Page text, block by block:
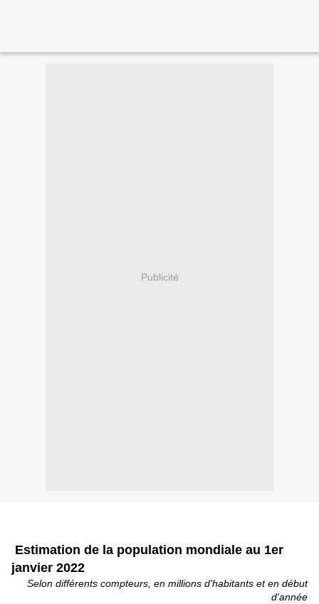
Publicité
Estimation de la population mondiale au 1er
janvier 2022
Selon différents compteurs, en millions d'habitants et en début
d'année